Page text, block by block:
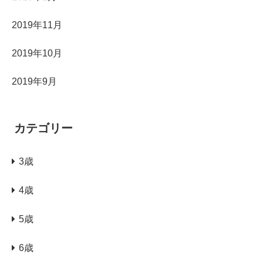
2019年11月
2019年10月
2019年9月
カテゴリー
3歳
4歳
5歳
6歳